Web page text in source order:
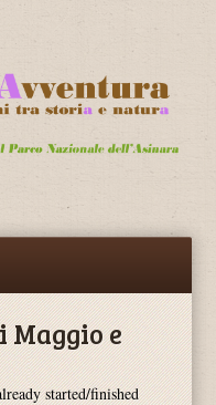
Maggio e
started/finished